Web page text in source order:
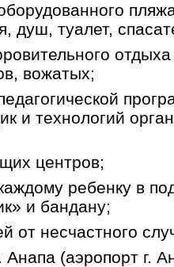
душ, туалет,
вожатых;
и технологий
центров;
ребенку в
и бандану;
от несчастного
(аэропорт г.